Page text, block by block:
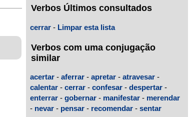
Verbos Últimos consultados
cerrar - Limpar esta lista
Verbos com uma conjugação
similar
acertar - aferrar - apretar - atravesar -
calentar - cerrar - confesar - despertar -
enterrar - gobernar - manifestar - merendar
- nevar - pensar - recomendar - sentar